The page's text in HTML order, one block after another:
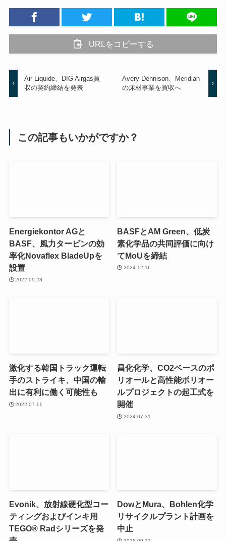
URLをコピーする
Air Liquide、DIG Airgas買
収の契約締結を発表
Avery Dennison、Meridian
の床材事業を買収へ
この記事もいかがですか？
Energiekontor AGと
BASF、風力タービンの効
率化Novaflex BladeUpを
設置
2022.09.28
BASFとAM Green、低炭
素化学品の共同評価に向け
てMoUを締結
2024.12.16
激化する韓国トラック運転
手のストライキ、中国の輸
出に有利に働く可能性も
2022.07.11
昌化化学、CO2ベースのポ
リオールと高性能ポリオー
ルプロジェクトの起工式を
開催
2024.07.31
Evonik、放射線硬化型コー
ティングおよびインキ用
TEGO® Radシリーズを発
DowとMura、Bohlen化学
リサイクルプラント計画を
中止